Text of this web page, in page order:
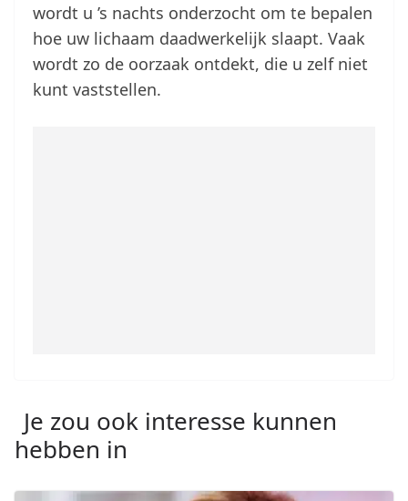
wordt u ’s nachts onderzocht om te bepalen
hoe uw lichaam daadwerkelijk slaapt. Vaak
wordt zo de oorzaak ontdekt, die u zelf niet
kunt vaststellen.
Je zou ook interesse kunnen
hebben in